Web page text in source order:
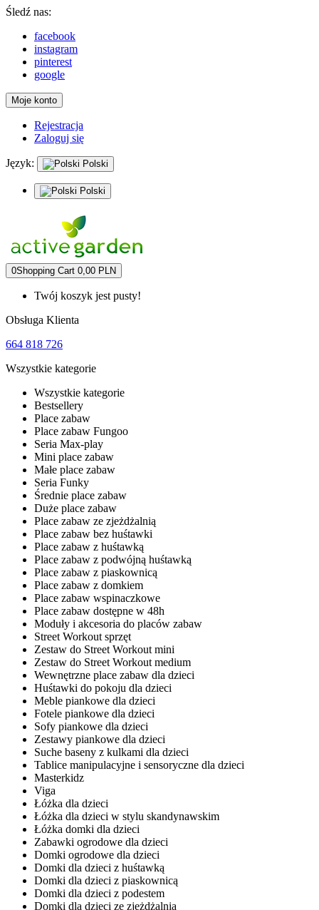
Śledź nas:
facebook
instagram
pinterest
google
Moje konto
Rejestracja
Zaloguj się
Język: Polski
Polski
0Shopping Cart 0,00 PLN
Twój koszyk jest pusty!
Obsługa Klienta
664 818 726
Wszystkie kategorie
Wszystkie kategorie
Bestsellery
Place zabaw
Place zabaw Fungoo
Seria Max-play
Mini place zabaw
Małe place zabaw
Seria Funky
Średnie place zabaw
Duże place zabaw
Place zabaw ze zjeżdżalnią
Place zabaw bez huśtawki
Place zabaw z huśtawką
Place zabaw z podwójną huśtawką
Place zabaw z piaskownicą
Place zabaw z domkiem
Place zabaw wspinaczkowe
Place zabaw dostępne w 48h
Moduły i akcesoria do placów zabaw
Street Workout sprzęt
Zestaw do Street Workout mini
Zestaw do Street Workout medium
Wewnętrzne place zabaw dla dzieci
Huśtawki do pokoju dla dzieci
Meble piankowe dla dzieci
Fotele piankowe dla dzieci
Sofy piankowe dla dzieci
Zestawy piankowe dla dzieci
Suche baseny z kulkami dla dzieci
Tablice manipulacyjne i sensoryczne dla dzieci
Masterkidz
Viga
Łóżka dla dzieci
Łóżka dla dzieci w stylu skandynawskim
Łóżka domki dla dzieci
Zabawki ogrodowe dla dzieci
Domki ogrodowe dla dzieci
Domki dla dzieci z huśtawką
Domki dla dzieci z piaskownicą
Domki dla dzieci z podestem
Domki dla dzieci ze zjeżdżalnią